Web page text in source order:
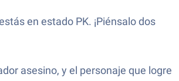
en estado PK. ¡Piénsalo dos
asesino, y el personaje que logre